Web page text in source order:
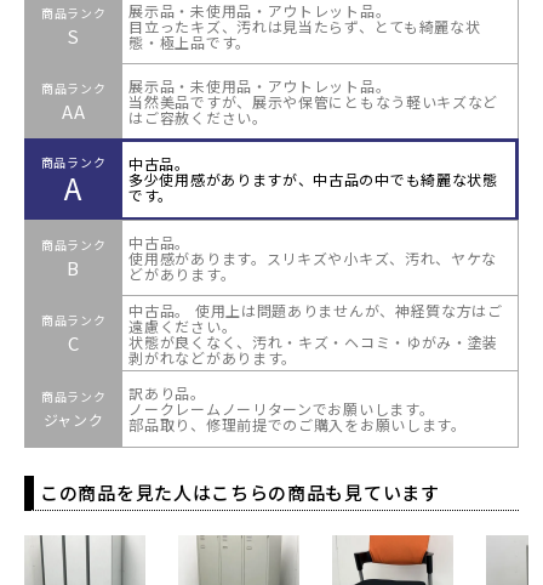
商品ランク
S
展示品・未使用品・アウトレット品。
目立ったキズ、汚れは見当たらず、とても綺麗な状
態・極上品です。
商品ランク
AA
展示品・未使用品・アウトレット品。
当然美品ですが、展示や保管にともなう軽いキズなど
はご容赦ください。
商品ランク
A
中古品。
多少使用感がありますが、中古品の中でも綺麗な状態
です。
商品ランク
B
中古品。
使用感があります。スリキズや小キズ、汚れ、ヤケな
どがあります。
商品ランク
C
中古品。 使用上は問題ありませんが、神経質な方はご
遠慮ください。
状態が良くなく、汚れ・キズ・ヘコミ・ゆがみ・塗装
剥がれなどがあります。
商品ランク
ジャンク
訳あり品。
ノークレームノーリターンでお願いします。
部品取り、修理前提でのご購入をお願いします。
この商品を見た人はこちらの商品も見ています